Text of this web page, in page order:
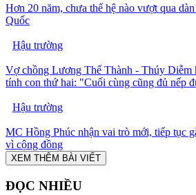
Hơn 20 năm, chưa thế hệ nào vượt qua
Quốc
Hậu trường
Vợ chồng Lương Thế Thành - Thúy Diễm
tính con thứ hai: "Cuối cùng cũng đủ nếp
Hậu trường
MC Hồng Phúc nhận vai trò mới, tiếp tục
vì cộng đồng
XEM THÊM BÀI VIẾT
ĐỌC NHIỀU